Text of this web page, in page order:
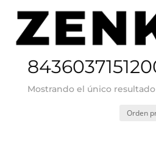
Inicio / EAN del producto /
Mostrando el único resultado